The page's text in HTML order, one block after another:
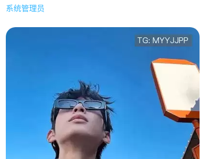
系统管理员